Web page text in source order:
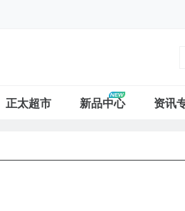
正太超市 新品中心 资讯